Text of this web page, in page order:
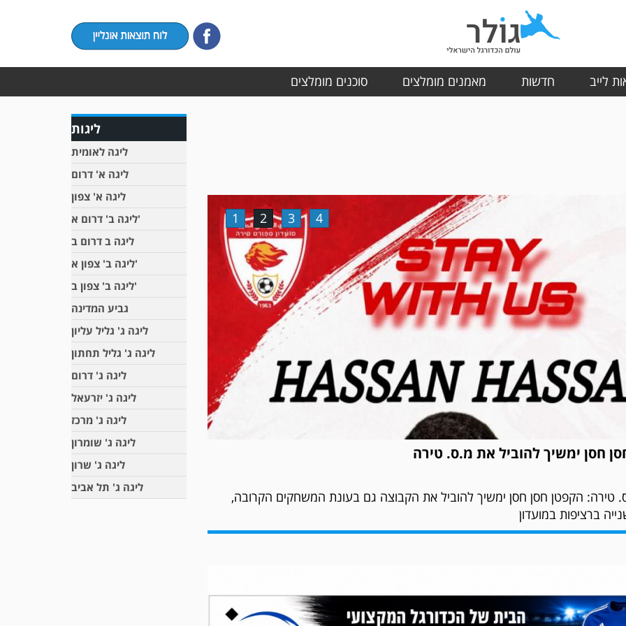
לייב חדשות מאמנים מומלצים סוכנים מומלצים
ליגות
ליגה לאומית
ליגה א' דרום
ליגה א' צפון
ליגה ב' דרום א'
ליגה ב דרום ב
ליגה ב' צפון א'
ליגה ב' צפון ב'
גביע המדינה
ליגה ג' גליל עליון
ליגה ג' גליל תחתון
ליגה ג' דרום
ליגה ג' יזרעאל
ליגה ג' מרכז
ליגה ג' שומרון
ליגה ג' שרון
ליגה ג' תל אביב
חסן ימשיך להוביל את מ.ס. טירה
טירה: הקפטן חסן חסן ימשיך להוביל את הקבוצה גם בעונת המשחקים הקרובה,
ברציפות במועדון
בסטייל
פתח את העונה בסטייל, כמו מועדון גדול, עם הפנינג חגיגי בהשתתפות מאות
העיר, שבמהלכו הוצגו קבוצת הבוגרים, מחלקת הנוער והצוותים המקצועיים.
“המטרה היא לבנות מועדון עם ערכים ולעלות לליגה א׳”.
1 2 3 4